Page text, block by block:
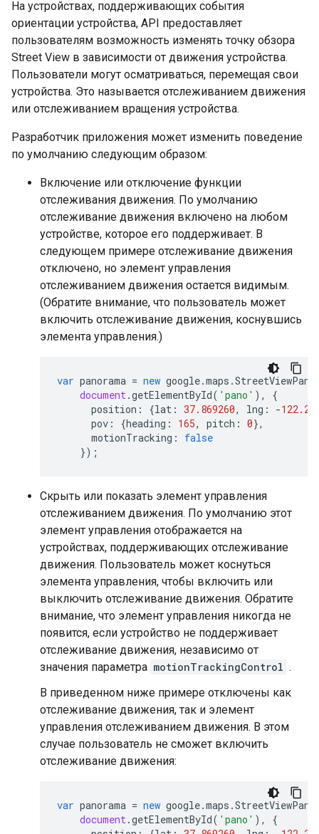
На устройствах, поддерживающих события
ориентации устройства, API предоставляет
пользователям возможность изменять точку обзора
Street View в зависимости от движения устройства.
Пользователи могут осматриваться, перемещая свои
устройства. Это называется отслеживанием движения
или отслеживанием вращения устройства.
Разработчик приложения может изменить поведение
по умолчанию следующим образом:
Включение или отключение функции
отслеживания движения. По умолчанию
отслеживание движения включено на любом
устройстве, которое его поддерживает. В
следующем примере отслеживание движения
отключено, но элемент управления
отслеживанием движения остается видимым.
(Обратите внимание, что пользователь может
включить отслеживание движения, коснувшись
элемента управления.)
var panorama = new google.maps .
document.getElementById( 'pano' ),
{
position : {lat : 37.869260, lng : -
pov : {heading : 165, pitch : 0},
motionTracking :
false
});
Скрыть или показать элемент управления
отслеживанием движения. По умолчанию этот
элемент управления отображается на
устройствах, поддерживающих отслеживание
движения. Пользователь может коснуться
элемента управления, чтобы включить или
выключить отслеживание движения. Обратите
внимание, что элемент управления никогда не
появится, если устройство не поддерживает
отслеживание движения, независимо от
значения параметра motionTrackingControl .
В приведенном ниже примере отключены как
отслеживание движения, так и элемент
управления отслеживанием движения. В этом
случае пользователь не сможет включить
отслеживание движения:
var panorama = new google.maps .
document.getElementById( 'pano' ),
{